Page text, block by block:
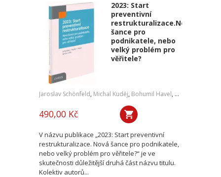
2023: Start
preventivní
restrukturalizace.Nová
šance pro
podnikatele, nebo
velký problém pro
věřitele?
Jaroslav Schönfeld, Michal Kuděj, Bohumil Havel, Petr Sprinz
490,00 Kč
V názvu publikace „2023: Start preventivní
restrukturalizace. Nová šance pro podnikatele,
nebo velký problém pro věřitele?“ je ve
skutečnosti důležitější druhá část názvu titulu.
Kolektiv autorů...